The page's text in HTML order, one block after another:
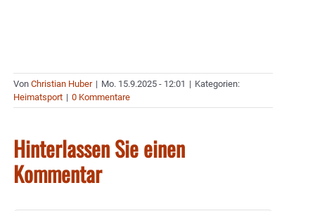
Von Christian Huber | Mo. 15.9.2025 - 12:01 | Kategorien:
Heimatsport | 0 Kommentare
Hinterlassen Sie einen
Kommentar